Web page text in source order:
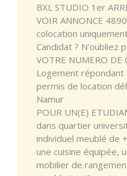
BXL STUDIO 1er
VOIR ANNONCE
colocation
Candidat ? N'oubliez
VOTRE NUMERO DE
Logement répondant
permis de location
Namur
POUR UN(E)
dans quartier
individuel meublé de
une cuisine équipée,
mobilier de